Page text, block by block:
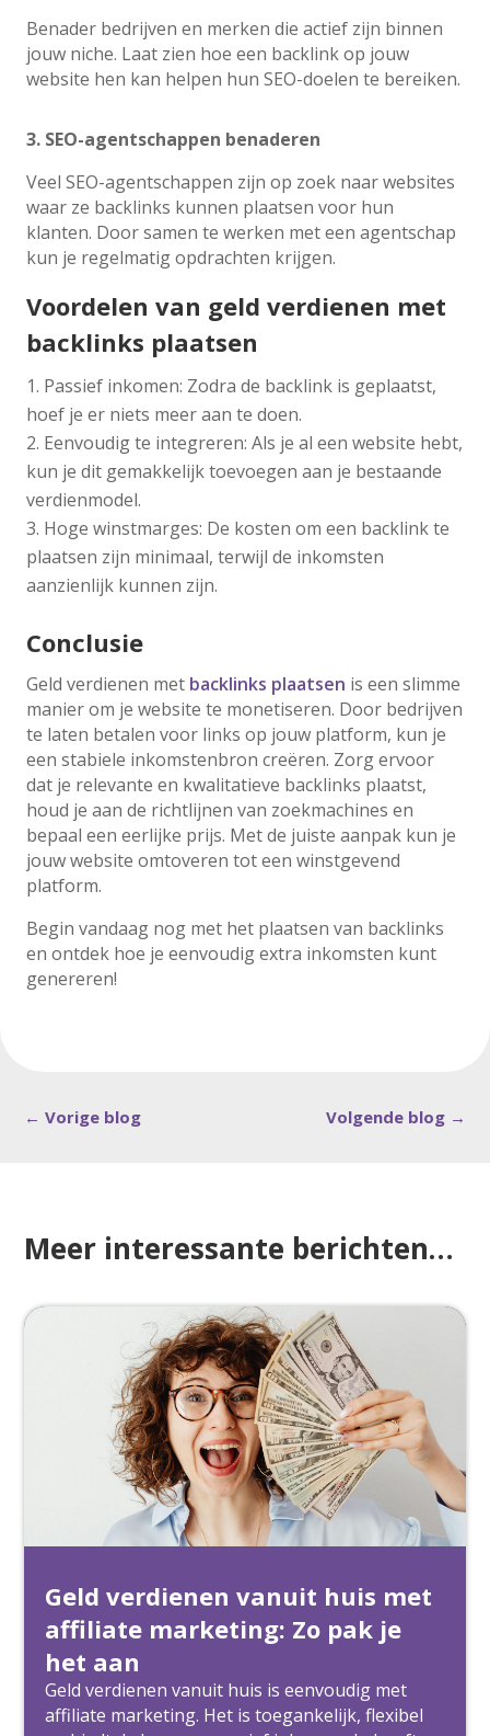
Benader bedrijven en merken die actief zijn binnen
jouw niche. Laat zien hoe een backlink op jouw
website hen kan helpen hun SEO-doelen te bereiken.
3. SEO-agentschappen benaderen
Veel SEO-agentschappen zijn op zoek naar websites
waar ze backlinks kunnen plaatsen voor hun
klanten. Door samen te werken met een agentschap
kun je regelmatig opdrachten krijgen.
Voordelen van geld verdienen met
backlinks plaatsen
Passief inkomen: Zodra de backlink is geplaatst,
hoef je er niets meer aan te doen.
Eenvoudig te integreren: Als je al een website hebt,
kun je dit gemakkelijk toevoegen aan je bestaande
verdienmodel.
Hoge winstmarges: De kosten om een backlink te
plaatsen zijn minimaal, terwijl de inkomsten
aanzienlijk kunnen zijn.
Conclusie
Geld verdienen met backlinks plaatsen is een slimme
manier om je website te monetiseren. Door bedrijven
te laten betalen voor links op jouw platform, kun je
een stabiele inkomstenbron creëren. Zorg ervoor
dat je relevante en kwalitatieve backlinks plaatst,
houd je aan de richtlijnen van zoekmachines en
bepaal een eerlijke prijs. Met de juiste aanpak kun je
jouw website omtoveren tot een winstgevend
platform.
Begin vandaag nog met het plaatsen van backlinks
en ontdek hoe je eenvoudig extra inkomsten kunt
genereren!
←Vorige blog Volgende blog→
Meer interessante berichten…
Geld verdienen vanuit huis met
affiliate marketing: Zo pak je
het aan
Geld verdienen vanuit huis is eenvoudig met
affiliate marketing. Het is toegankelijk, flexibel